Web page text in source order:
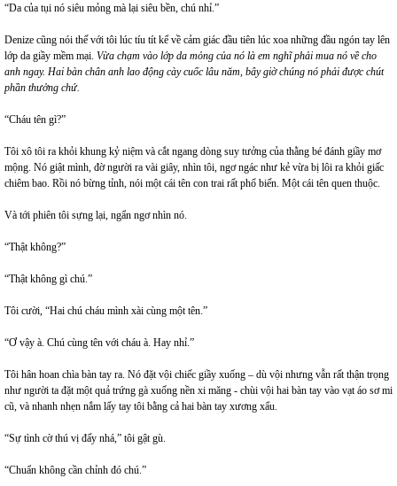
“Da của tụi nó siêu mỏng mà lại siêu bền, chú nhỉ.”
Denize cũng nói thế với tôi lúc tíu tít kể về cảm giác đầu tiên lúc xoa những đầu ngón tay lên
lớp da giầy mềm mại. Vừa chạm vào lớp da mỏng của nó là em nghĩ phải mua nó về cho
anh ngay. Hai bàn chân anh lao động cày cuốc lâu năm, bây giờ chúng nó phải được chút
phần thưởng chứ.
“Cháu tên gì?”
Tôi xô tôi ra khỏi khung kỷ niệm và cắt ngang dòng suy tưởng của thằng bé đánh giầy mơ
mộng. Nó giật mình, đờ người ra vài giây, nhìn tôi, ngơ ngác như kẻ vừa bị lôi ra khỏi giấc
chiêm bao. Rồi nó bừng tỉnh, nói một cái tên con trai rất phổ biến. Một cái tên quen thuộc.
Và tới phiên tôi sựng lại, ngẩn ngơ nhìn nó.
“Thật không?”
“Thật không gì chú.”
Tôi cười, “Hai chú cháu mình xài cùng một tên.”
“Ơ vậy à. Chú cùng tên với cháu à. Hay nhỉ.”
Tôi hân hoan chìa bàn tay ra. Nó đặt vội chiếc giầy xuống – dù vội nhưng vẫn rất thận trọng
như người ta đặt một quả trứng gà xuống nền xi măng - chùi vội hai bàn tay vào vạt áo sơ mi
cũ, và nhanh nhẹn nắm lấy tay tôi bằng cả hai bàn tay xương xẩu.
“Sự tình cờ thú vị đấy nhá,” tôi gật gù.
“Chuẩn không cần chỉnh đó chú.”